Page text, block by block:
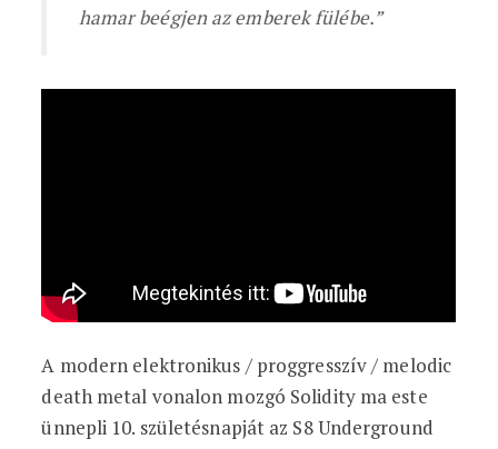
hamar beégjen az emberek fülébe.”
A modern elektronikus / proggresszív / melodic
death metal vonalon mozgó Solidity ma este
ünnepli 10. születésnapját az S8 Underground